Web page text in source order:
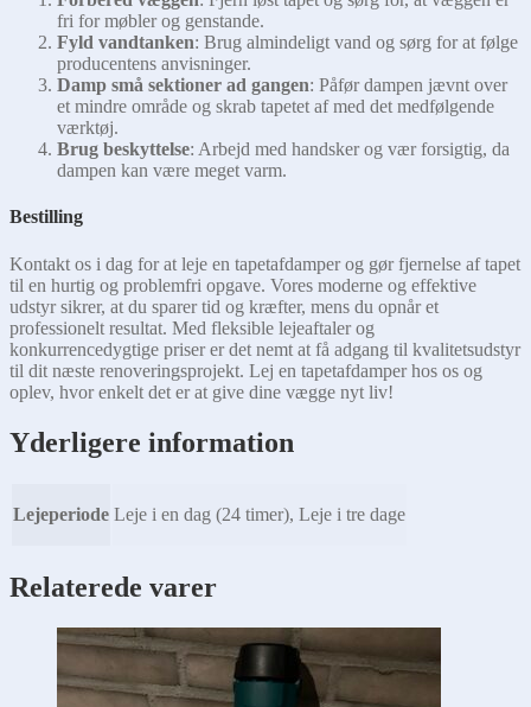
fri for møbler og genstande.
Fyld vandtanken: Brug almindeligt vand og sørg for at følge
producentens anvisninger.
Damp små sektioner ad gangen: Påfør dampen jævnt over
et mindre område og skrab tapetet af med det medfølgende
værktøj.
Brug beskyttelse: Arbejd med handsker og vær forsigtig, da
dampen kan være meget varm.
Bestilling
Kontakt os i dag for at leje en tapetafdamper og gør fjernelse af tapet
til en hurtig og problemfri opgave. Vores moderne og effektive
udstyr sikrer, at du sparer tid og kræfter, mens du opnår et
professionelt resultat. Med fleksible lejeaftaler og
konkurrencedygtige priser er det nemt at få adgang til kvalitetsudstyr
til dit næste renoveringsprojekt. Lej en tapetafdamper hos os og
oplev, hvor enkelt det er at give dine vægge nyt liv!
Yderligere information
Lejeperiode Leje i en dag (24 timer), Leje i tre dage
Relaterede varer